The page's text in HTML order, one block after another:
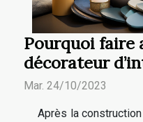
Pourquoi faire
décorateur
Mar. 24/10/2023
Après la